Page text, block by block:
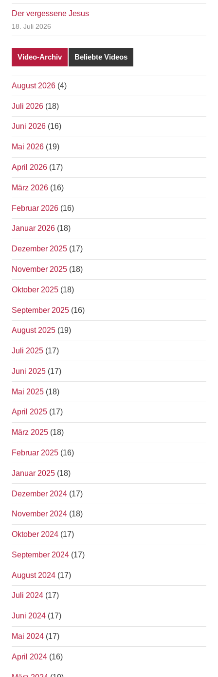
Der vergessene Jesus
18. Juli 2026
Video-Archiv Beliebte Videos
August 2026 (4)
Juli 2026 (18)
Juni 2026 (16)
Mai 2026 (19)
April 2026 (17)
März 2026 (16)
Februar 2026 (16)
Januar 2026 (18)
Dezember 2025 (17)
November 2025 (18)
Oktober 2025 (18)
September 2025 (16)
August 2025 (19)
Juli 2025 (17)
Juni 2025 (17)
Mai 2025 (18)
April 2025 (17)
März 2025 (18)
Februar 2025 (16)
Januar 2025 (18)
Dezember 2024 (17)
November 2024 (18)
Oktober 2024 (17)
September 2024 (17)
August 2024 (17)
Juli 2024 (17)
Juni 2024 (17)
Mai 2024 (17)
April 2024 (16)